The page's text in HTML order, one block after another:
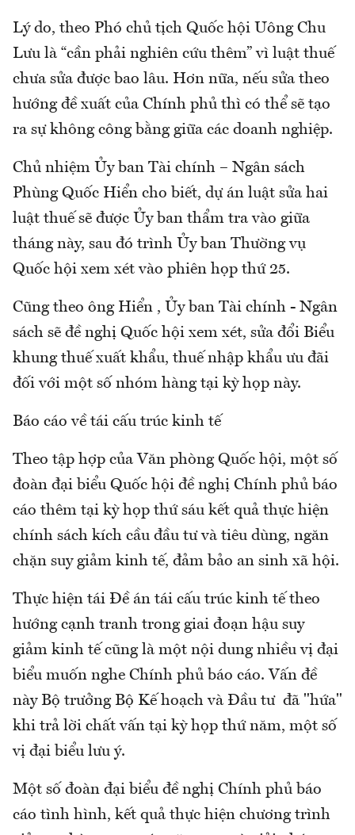
Lý do, theo Phó chủ tịch Quốc hội Uông Chu
Lưu là “cần phải nghiên cứu thêm” vì luật thuế
chưa sửa được bao lâu. Hơn nữa, nếu sửa theo
hướng đề xuất của Chính phủ thì có thể sẽ tạo
ra sự không công bằng giữa các doanh nghiệp.
Chủ nhiệm Ủy ban Tài chính – Ngân sách
Phùng Quốc Hiển cho biết, dự án luật sửa hai
luật thuế sẽ được Ủy ban thẩm tra vào giữa
tháng này, sau đó trình Ủy ban Thường vụ
Quốc hội xem xét vào phiên họp thứ 25.
Cũng theo ông Hiển , Ủy ban Tài chính - Ngân
sách sẽ đề nghị Quốc hội xem xét, sửa đổi Biểu
khung thuế xuất khẩu, thuế nhập khẩu ưu đãi
đối với một số nhóm hàng tại kỳ họp này.
Báo cáo về tái cấu trúc kinh tế
Theo tập hợp của Văn phòng Quốc hội, một số
đoàn đại biểu Quốc hội đề nghị Chính phủ báo
cáo thêm tại kỳ họp thứ sáu kết quả thực hiện
chính sách kích cầu đầu tư và tiêu dùng, ngăn
chặn suy giảm kinh tế, đảm bảo an sinh xã hội.
Thực hiện tái Đề án tái cấu trúc kinh tế theo
hướng cạnh tranh trong giai đoạn hậu suy
giảm kinh tế cũng là một nội dung nhiều vị đại
biểu muốn nghe Chính phủ báo cáo. Vấn đề
này Bộ trưởng Bộ Kế hoạch và Đầu tư đã "hứa"
khi trả lời chất vấn tại kỳ họp thứ năm, một số
vị đại biểu lưu ý.
Một số đoàn đại biểu đề nghị Chính phủ báo
cáo tình hình, kết quả thực hiện chương trình